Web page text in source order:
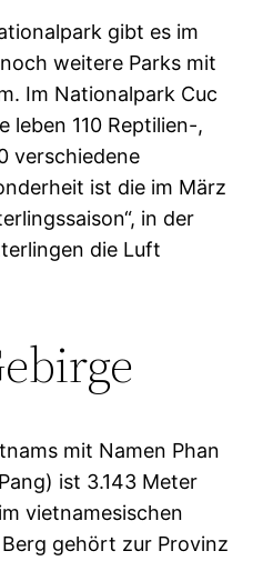
gibt es im
weitere Parks mit
Im Nationalpark Cuc
leben 110 Reptilien-,
verschiedene
ist die im März
in der
die Luft
mit Namen Phan
ist 3.143 Meter
vietnamesischen
gehört zur Provinz